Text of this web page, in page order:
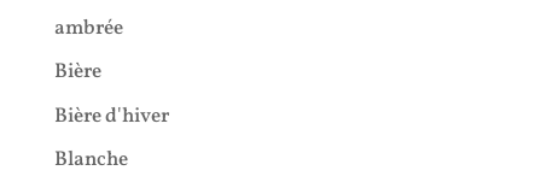
ambrée
Bière
Bière d'hiver
Blanche